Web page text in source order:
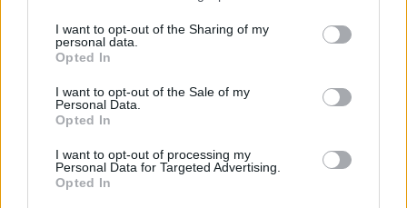
I want to opt-out of the Sharing of my
personal data.
Opted In
I want to opt-out of the Sale of my
Personal Data.
Opted In
I want to opt-out of processing my
Personal Data for Targeted Advertising.
Opted In
Ψηφιακής Διακυβέρνησης της Περιφέρειας
Θεσσαλίας, Βασίλης Γούναρης, Πρόεδρος του
Ελληνογερμανικού Επιμελητηρίου & Διευθύνων
Σύμβουλος της BASF ΕΛΛΑΣ ΑΒΕΕ, Δημήτρης
Πρωτογενούς Τομέα και Αγροτικής Οικονομίας